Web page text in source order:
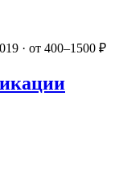
· от 400–1500 ₽